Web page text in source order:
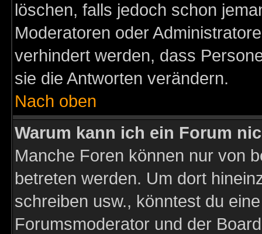
löschen, falls jedoch schon
Moderatoren oder
verhindert werden, dass
sie die Antworten verändern.
Nach oben
Warum kann ich ein Forum
Manche Foren können nur von
betreten werden. Um dort
schreiben usw., könntest du
Forumsmoderator und der